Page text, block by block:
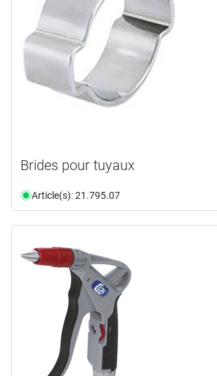
Brides pour tuyaux
Article(s): 21.795.07